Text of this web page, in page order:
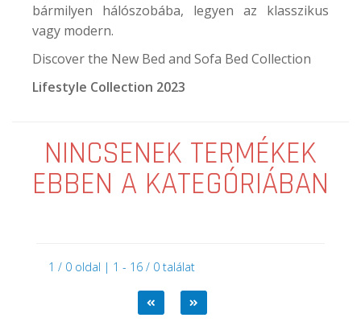
bármilyen hálószobába, legyen az klasszikus
vagy modern.
Discover the New Bed and Sofa Bed Collection
Lifestyle Collection 2023
NINCSENEK TERMÉKEK
EBBEN A KATEGÓRIÁBAN
1 / 0 oldal | 1 - 16 / 0 találat